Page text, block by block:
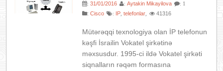
:31/01/2016 :Aytakin Mikayilova : 1
:Cisco : IP ,telefonlar 41316
Mütərəqqi texnologiya olan İP telefonun
kəşfi İsrailin Vokatel şirkətinə
məxsusdur. 1995-ci ildə Vokatel şirkəti
siqnalların rəqəm formasına